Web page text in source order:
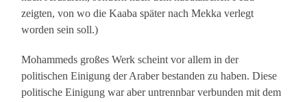
zeigten, von wo die Kaaba später nach Mekka verlegt
worden sein soll.)
Mohammeds großes Werk scheint vor allem in der
politischen Einigung der Araber bestanden zu haben. Diese
politische Einigung war aber untrennbar verbunden mit dem